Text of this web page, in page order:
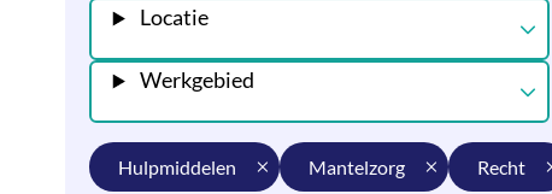
Locatie
Werkgebied
hulpmiddelen mantelzorg recht